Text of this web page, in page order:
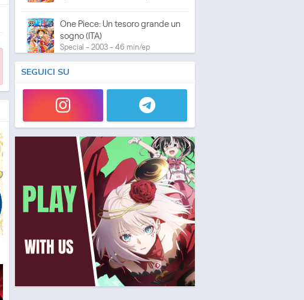
One Piece: Un tesoro grande un
sogno (ITA)
Special - 2003 - 46 min/ep
One Piece: L'ultima esibizione
One Piece: L'ultima esibizione
(ITA)
Special - 2003 - 45 min/ep
One Piece Movie 05:
Norowareta Seiken
Movie - 2004 - 1h e 35 min/ep
One Piece Movie 05:
Norowareta Seiken (ITA)
Movie - 2004 - 1h e 35 min/ep
One Piece Movie 06: Omatsuri
SEGUICI SU